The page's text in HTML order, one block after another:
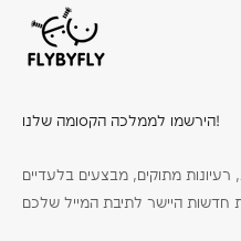
הירשמו לממלכה הקסומה שלנו!
מתוקים, מבצעים בלעדיים